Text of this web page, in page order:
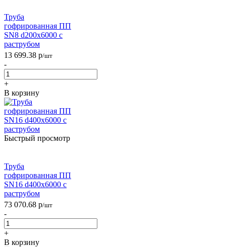
Труба
гофрированная ПП
SN8 d200х6000 с
раструбом
13 699.38 р/шт
-
+
В корзину
Быстрый просмотр
Труба
гофрированная ПП
SN16 d400х6000 с
раструбом
73 070.68 р/шт
-
+
В корзину